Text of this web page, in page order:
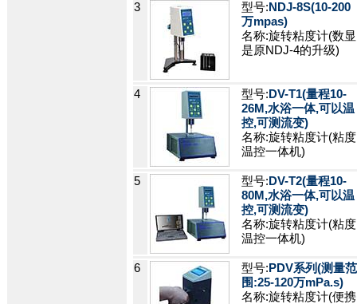
3 型号:NDJ-8S(10-200
万mpas)
名称:旋转粘度计(数
是原NDJ-4的升级)
4 型号: DV-T1(量程10-
26M,水浴一体,可以温
控,可测流变)
名称:旋转粘度计(粘度
温控一体机)
5 型号: DV-T2(量程10-
80M,水浴一体,可以温
控,可测流变)
名称:旋转粘度计(粘度
温控一体机)
6 型号: PDV系列(测量范
围:25-120万mPa.s)
名称:旋转粘度计(便携